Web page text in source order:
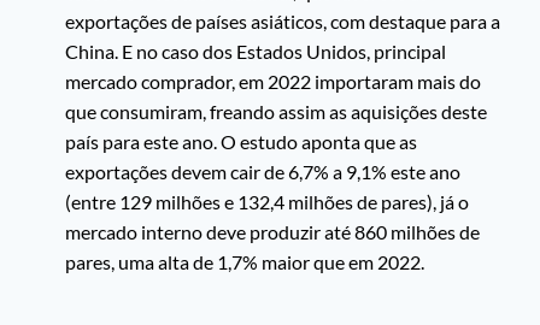
exportações de países asiáticos, com destaque para a
China. E no caso dos Estados Unidos, principal
mercado comprador, em 2022 importaram mais do
que consumiram, freando assim as aquisições deste
país para este ano. O estudo aponta que as
exportações devem cair de 6,7% a 9,1% este ano
(entre 129 milhões e 132,4 milhões de pares), já o
mercado interno deve produzir até 860 milhões de
pares, uma alta de 1,7% maior que em 2022.